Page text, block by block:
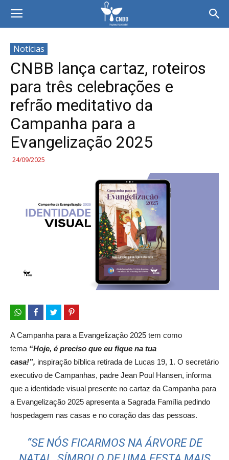
Notícias
CNBB lança cartaz, roteiros
para três celebrações e
refrão meditativo da
Campanha para a
Evangelização 2025
24/09/2025
A Campanha para a Evangelização 2025 tem como
tema “Hoje, é preciso que eu fique na tua
casa!”, inspiração bíblica retirada de Lucas 19, 1. O secretário
executivo de Campanhas, padre Jean Poul Hansen, informa
que a identidade visual presente no cartaz da Campanha para
a Evangelização 2025 apresenta a Sagrada Família pedindo
hospedagem nas casas e no coração das das pessoas.
“SE NÓS FICARMOS NA ÁRVORE DE